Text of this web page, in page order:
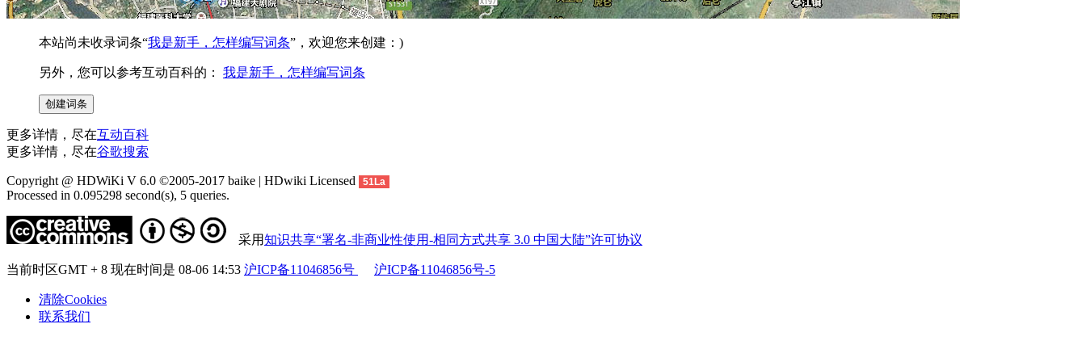
本站尚未收录词条“我是新手，怎样编写词条”，欢迎您来创建：)
另外，您可以参考互动百科的： 我是新手，怎样编写词条
更多详情，尽在互动百科
更多详情，尽在谷歌搜索
Copyright @ HDWiKi V 6.0 ©2005-2017 baike | HDwiki Licensed 51La
Processed in 0.095298 second(s), 5 queries.
采用知识共享“署名-非商业性使用-相同方式共享 3.0 中国大陆”许可协议
当前时区GMT + 8 现在时间是 08-06 14:53 沪ICP备11046856号 沪ICP备11046856号-5
清除Cookies
联系我们